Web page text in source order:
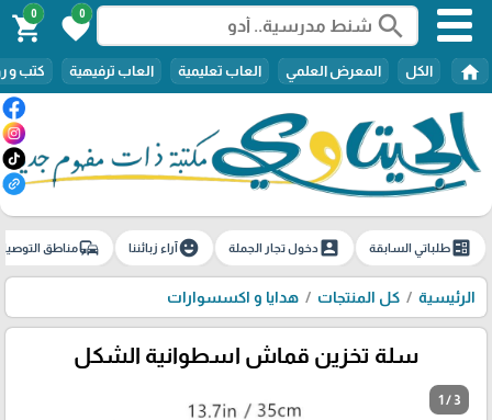
search
0
favorite
0
shopping_cart
home الكل المعرض العلمي العاب تعليمية العاب ترفيهية كتب و
ballotطلباتي السابقة account_boxدخول تجار الجملة emoji_emotionsآراء زبائننا commuteمناطق
الرئيسية كل المنتجات هدايا و اكسسوارات
سلة تخزين قماش اسطوانية الشكل
1 / 3